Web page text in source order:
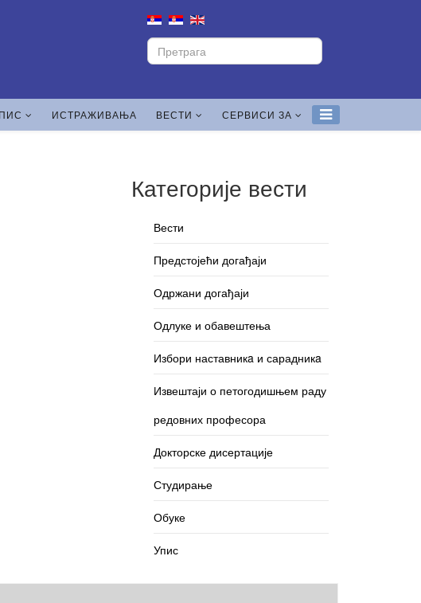
ИСТРАЖИВАЊА ВЕСТИ СЕРВИСИ ЗА
Категорије вести
Вести
Предстојећи догађаји
Одржани догађаји
Одлуке и обавештења
Избори наставникa и сарадникa
Извештаји о петогодишњем раду
редовних професора
Докторске дисертације
Студирање
Обуке
Упис